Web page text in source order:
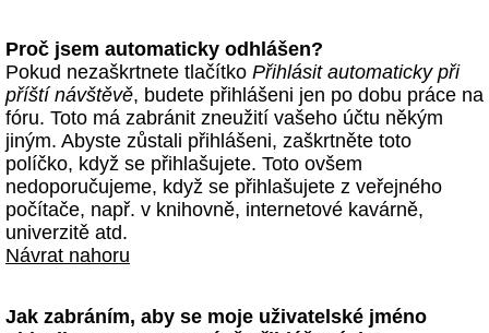
Proč jsem automaticky odhlášen?
Pokud nezaškrtnete tlačítko Přihlásit automaticky při
příští návštěvě, budete přihlášeni jen po dobu práce na
fóru. Toto má zabránit zneužití vašeho účtu někým
jiným. Abyste zůstali přihlášeni, zaškrtněte toto
políčko, když se přihlašujete. Toto ovšem
nedoporučujeme, když se přihlašujete z veřejného
počítače, např. v knihovně, internetové kavárně,
univerzitě atd.
Návrat nahoru
Jak zabráním, aby se moje uživatelské jméno